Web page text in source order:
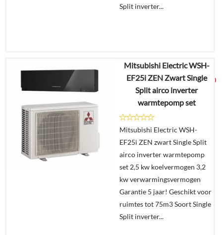
Split inverter...
€2.813,25
€1.825,00
Details
In
winkelmand
Mitsubishi Electric WSH-
EF25i ZEN Zwart Single
Split airco inverter
warmtepomp set
Mitsubishi Electric WSH-
EF25i ZEN zwart Single Split
airco inverter warmtepomp
set 2,5 kw koelvermogen 3,2
kw verwarmingsvermogen
Garantie 5 jaar! Geschikt voor
ruimtes tot 75m3 Soort Single
Split inverter...